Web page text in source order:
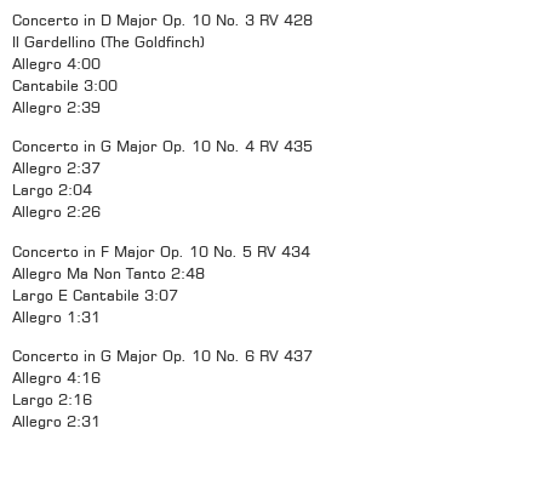
Concerto in D Major Op. 10 No. 3 RV 428
Il Gardellino (The Goldfinch)
Allegro 4:00
Cantabile 3:00
Allegro 2:39
Concerto in G Major Op. 10 No. 4 RV 435
Allegro 2:37
Largo 2:04
Allegro 2:26
Concerto in F Major Op. 10 No. 5 RV 434
Allegro Ma Non Tanto 2:48
Largo E Cantabile 3:07
Allegro 1:31
Concerto in G Major Op. 10 No. 6 RV 437
Allegro 4:16
Largo 2:16
Allegro 2:31